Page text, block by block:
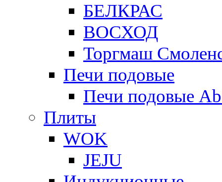
БЕЛКРАС
ВОСХОД
Торгмаш
Печи подовые
Печи подовые
Плиты
WOK
JEJU